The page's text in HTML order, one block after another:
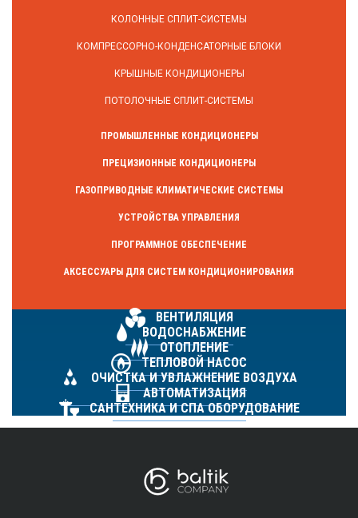
КОЛОННЫЕ СПЛИТ-СИСТЕМЫ
КОМПРЕССОРНО-КОНДЕНСАТОРНЫЕ БЛОКИ
КРЫШНЫЕ КОНДИЦИОНЕРЫ
ПОТОЛОЧНЫЕ СПЛИТ-СИСТЕМЫ
ПРОМЫШЛЕННЫЕ КОНДИЦИОНЕРЫ
ПРЕЦИЗИОННЫЕ КОНДИЦИОНЕРЫ
ГАЗОПРИВОДНЫЕ КЛИМАТИЧЕСКИЕ СИСТЕМЫ
УСТРОЙСТВА УПРАВЛЕНИЯ
ПРОГРАММНОЕ ОБЕСПЕЧЕНИЕ
АКСЕССУАРЫ ДЛЯ СИСТЕМ КОНДИЦИОНИРОВАНИЯ
ВЕНТИЛЯЦИЯ
ВОДОСНАБЖЕНИЕ
ОТОПЛЕНИЕ
ТЕПЛОВОЙ НАСОС
ОЧИСТКА И УВЛАЖНЕНИЕ ВОЗДУХА
АВТОМАТИЗАЦИЯ
САНТЕХНИКА И СПА ОБОРУДОВАНИЕ